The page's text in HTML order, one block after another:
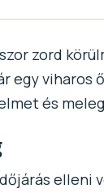
zord
viharos
és